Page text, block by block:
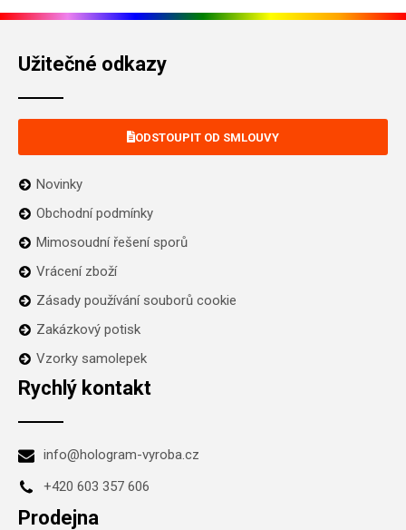
Užitečné odkazy
ODSTOUPIT OD SMLOUVY
Novinky
Obchodní podmínky
Mimosoudní řešení sporů
Vrácení zboží
Zásady používání souborů cookie
Zakázkový potisk
Vzorky samolepek
Rychlý kontakt
info@hologram-vyroba.cz
+420 603 357 606
Prodejna